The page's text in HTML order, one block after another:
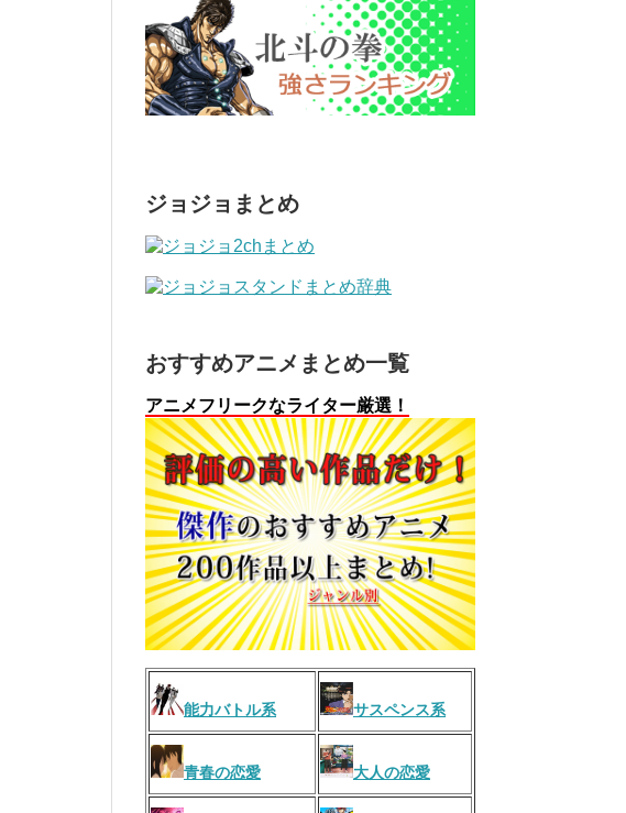
ジョジョまとめ
おすすめアニメまとめ一覧
アニメフリークなライター厳選！
能力バトル系 サスペンス系
青春の恋愛 大人の恋愛